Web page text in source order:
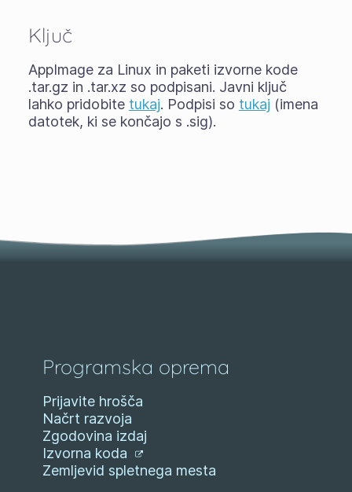
Ključ
AppImage za Linux in paketi izvorne kode
.tar.gz in .tar.xz so podpisani. Javni ključ
lahko pridobite tukaj. Podpisi so tukaj (imena
datotek, ki se končajo s .sig).
Programska oprema
Prijavite hrošča
Načrt razvoja
Zgodovina izdaj
Izvorna koda
Zemljevid spletnega mesta